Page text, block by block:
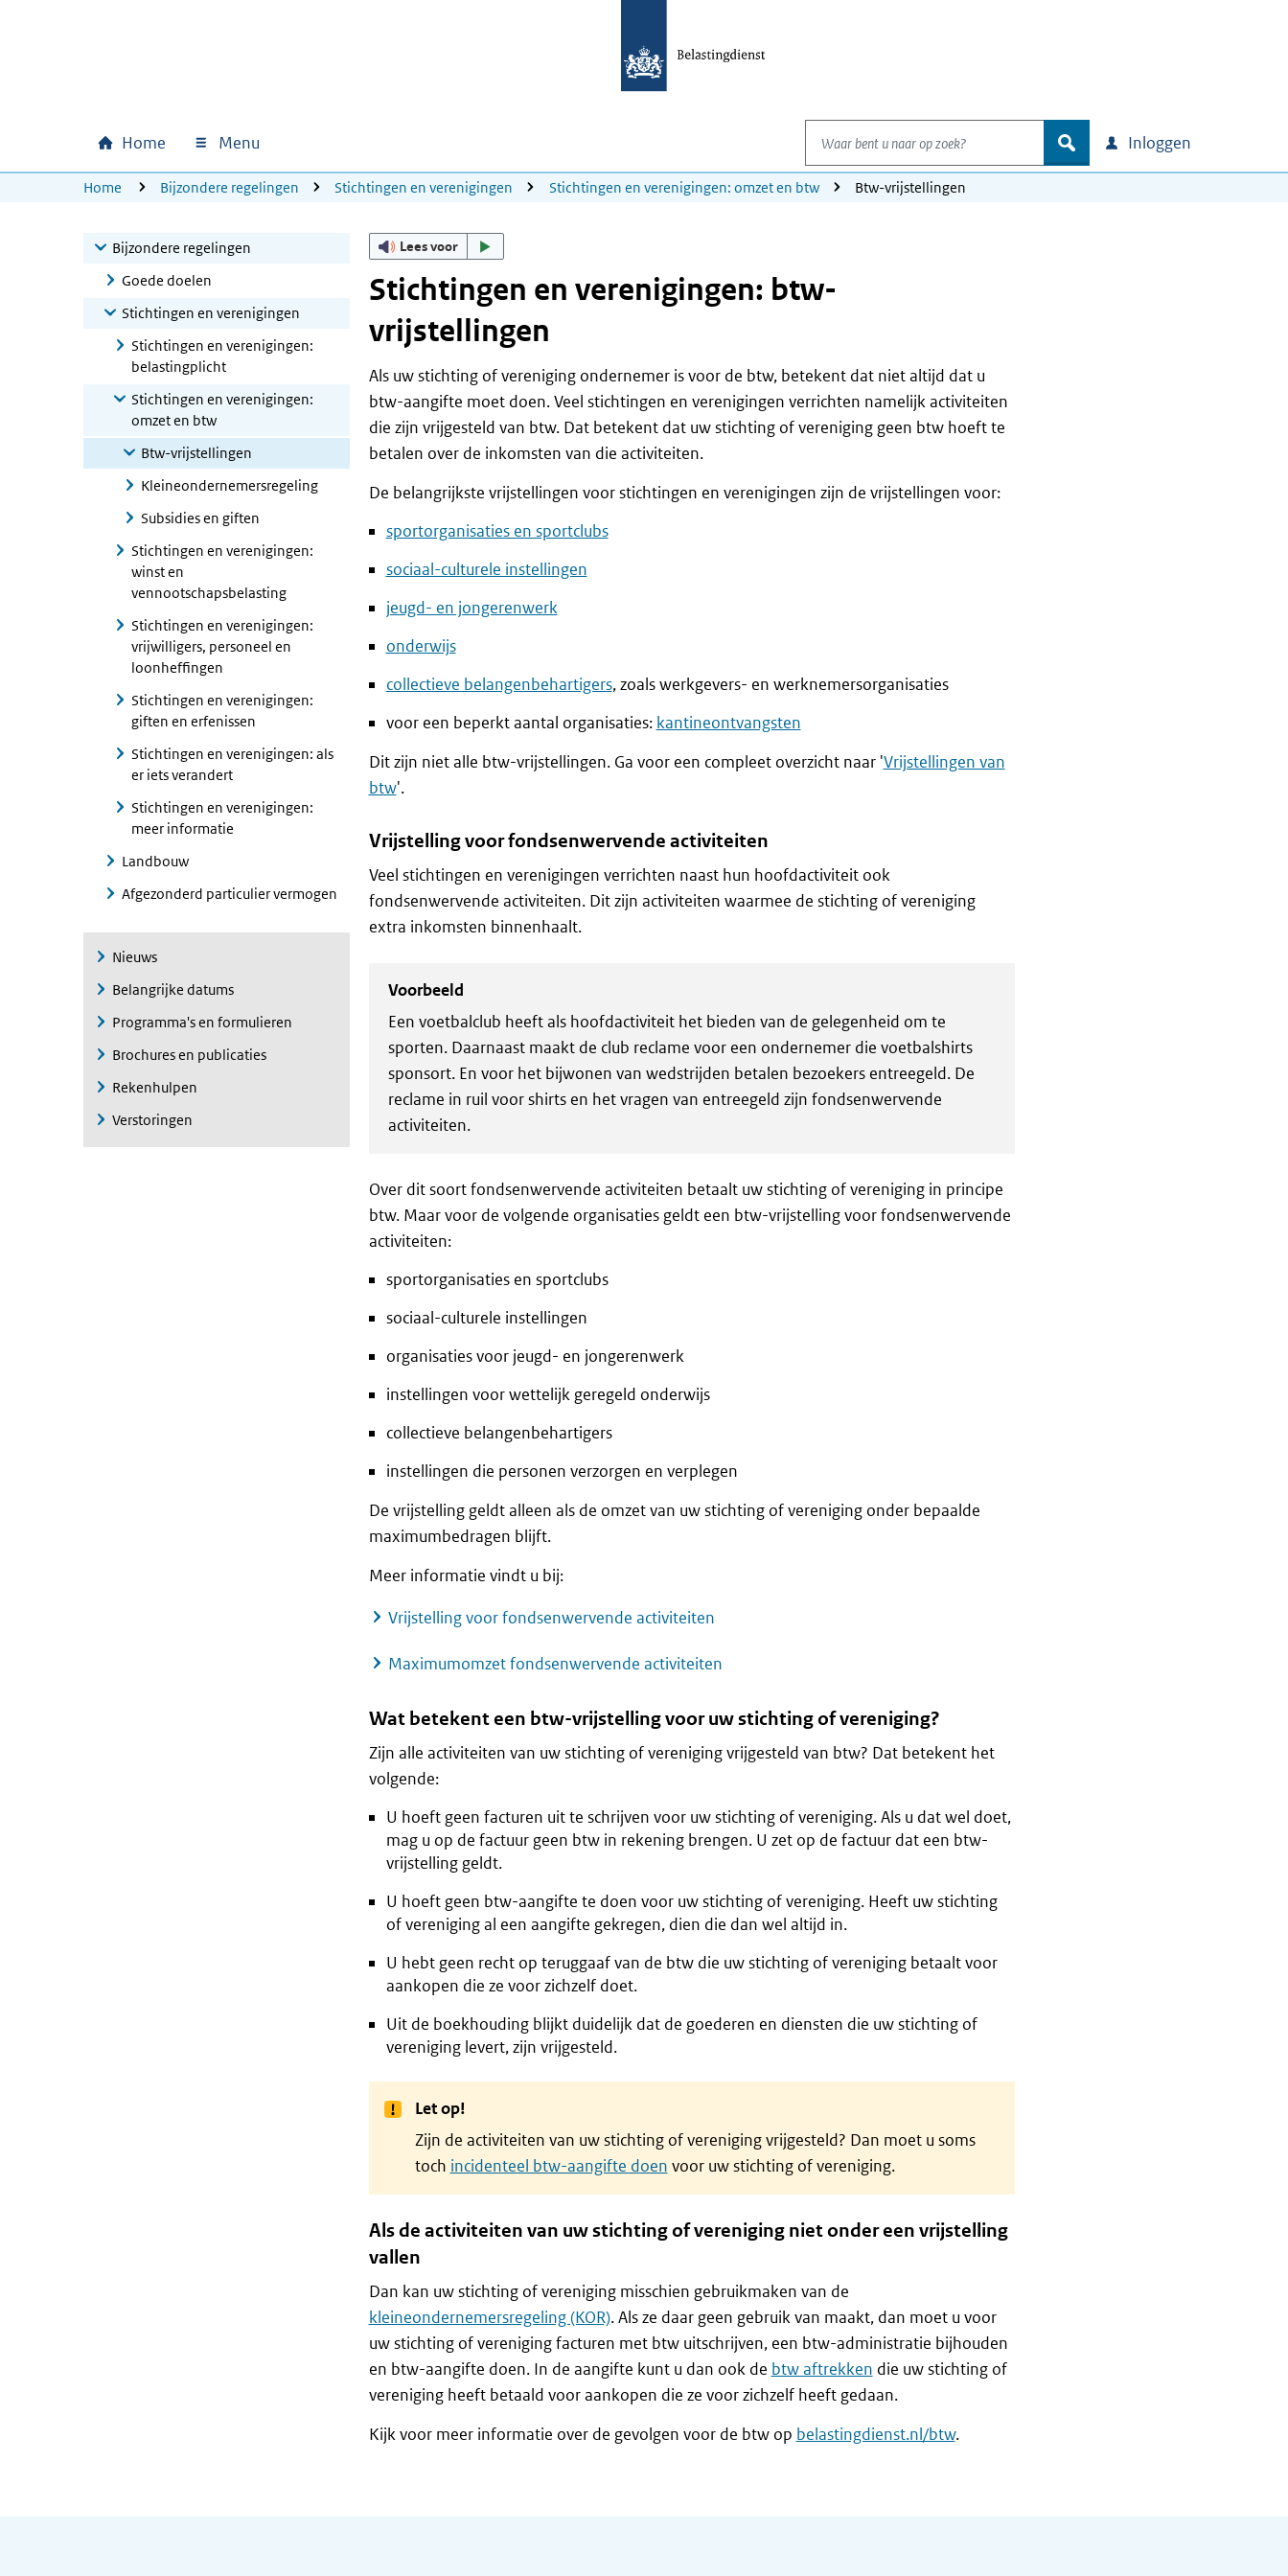
Hoofdnavigatie
Home Menu
Waar bent u naar op zoek?
zoek Inloggen
U bevindt zich hier:
Home Bijzondere regelingen Stichtingen en verenigingen Stichtingen en verenigingen: omzet en btw Btw-vrijstellingen
Bijzondere regelingen
Goede doelen
Stichtingen en verenigingen
Stichtingen en verenigingen:
belastingplicht
Stichtingen en verenigingen:
omzet en btw
Btw-vrijstellingen
Kleineondernemersregeling
Subsidies en giften
Stichtingen en verenigingen:
winst en
vennootschapsbelasting
Stichtingen en verenigingen:
vrijwilligers, personeel en
loonheffingen
Stichtingen en verenigingen:
giften en erfenissen
Stichtingen en verenigingen: als
er iets verandert
Stichtingen en verenigingen:
meer informatie
Landbouw
Afgezonderd particulier vermogen
Nieuws
Belangrijke datums
Programma's en formulieren
Brochures en publicaties
Rekenhulpen
Verstoringen
Lees voor
Stichtingen en verenigingen: btw-
vrijstellingen
Als uw stichting of vereniging ondernemer is voor de btw, betekent dat niet altijd dat u
btw-aangifte moet doen. Veel stichtingen en verenigingen verrichten namelijk activiteiten
die zijn vrijgesteld van btw. Dat betekent dat uw stichting of vereniging geen btw hoeft te
betalen over de inkomsten van die activiteiten.
De belangrijkste vrijstellingen voor stichtingen en verenigingen zijn de vrijstellingen voor:
sportorganisaties en sportclubs
sociaal-culturele instellingen
jeugd- en jongerenwerk
onderwijs
collectieve belangenbehartigers, zoals werkgevers- en werknemersorganisaties
voor een beperkt aantal organisaties: kantineontvangsten
Dit zijn niet alle btw-vrijstellingen. Ga voor een compleet overzicht naar 'Vrijstellingen van
btw'.
Vrijstelling voor fondsenwervende activiteiten
Veel stichtingen en verenigingen verrichten naast hun hoofdactiviteit ook
fondsenwervende activiteiten. Dit zijn activiteiten waarmee de stichting of vereniging
extra inkomsten binnenhaalt.
Voorbeeld
Een voetbalclub heeft als hoofdactiviteit het bieden van de gelegenheid om te
sporten. Daarnaast maakt de club reclame voor een ondernemer die voetbalshirts
sponsort. En voor het bijwonen van wedstrijden betalen bezoekers entreegeld. De
reclame in ruil voor shirts en het vragen van entreegeld zijn fondsenwervende
activiteiten.
Over dit soort fondsenwervende activiteiten betaalt uw stichting of vereniging in principe
btw. Maar voor de volgende organisaties geldt een btw-vrijstelling voor fondsenwervende
activiteiten:
sportorganisaties en sportclubs
sociaal-culturele instellingen
organisaties voor jeugd- en jongerenwerk
instellingen voor wettelijk geregeld onderwijs
collectieve belangenbehartigers
instellingen die personen verzorgen en verplegen
De vrijstelling geldt alleen als de omzet van uw stichting of vereniging onder bepaalde
maximumbedragen blijft.
Meer informatie vindt u bij:
Vrijstelling voor fondsenwervende activiteiten
Maximumomzet fondsenwervende activiteiten
Wat betekent een btw-vrijstelling voor uw stichting of vereniging?
Zijn alle activiteiten van uw stichting of vereniging vrijgesteld van btw? Dat betekent het
volgende:
U hoeft geen facturen uit te schrijven voor uw stichting of vereniging. Als u dat wel doet,
mag u op de factuur geen btw in rekening brengen. U zet op de factuur dat een btw-
vrijstelling geldt.
U hoeft geen btw-aangifte te doen voor uw stichting of vereniging. Heeft uw stichting
of vereniging al een aangifte gekregen, dien die dan wel altijd in.
U hebt geen recht op teruggaaf van de btw die uw stichting of vereniging betaalt voor
aankopen die ze voor zichzelf doet.
Uit de boekhouding blijkt duidelijk dat de goederen en diensten die uw stichting of
vereniging levert, zijn vrijgesteld.
Let op!
Zijn de activiteiten van uw stichting of vereniging vrijgesteld? Dan moet u soms
toch incidenteel btw-aangifte doen voor uw stichting of vereniging.
Als de activiteiten van uw stichting of vereniging niet onder een vrijstelling
vallen
Dan kan uw stichting of vereniging misschien gebruikmaken van de
kleineondernemersregeling (KOR). Als ze daar geen gebruik van maakt, dan moet u voor
uw stichting of vereniging facturen met btw uitschrijven, een btw-administratie bijhouden
en btw-aangifte doen. In de aangifte kunt u dan ook de btw aftrekken die uw stichting of
vereniging heeft betaald voor aankopen die ze voor zichzelf heeft gedaan.
Kijk voor meer informatie over de gevolgen voor de btw op belastingdienst.nl/btw.